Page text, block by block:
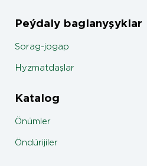
Peýdaly baglanyşyklar
Sorag-jogap
Hyzmatdaşlar
Katalog
Önümler
Öndürijiler